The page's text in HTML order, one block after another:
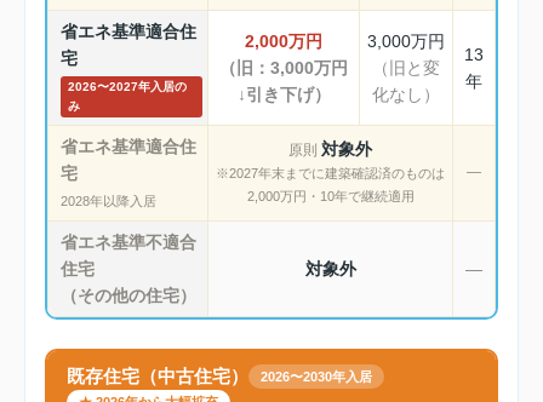
省エネ基準適合住
宅
2026〜2027年入居の
み
2,000万円
（旧：3,000万円
↓引き下げ）
3,000万円
（旧と変
化なし）
13
年
省エネ基準適合住
宅
2028年以降入居
原則 対象外
※2027年末までに建築確認済のものは
2,000万円・10年で継続適用
―
省エネ基準不適合
住宅
（その他の住宅）
対象外 ―
既存住宅（中古住宅）
2026〜2030年入居